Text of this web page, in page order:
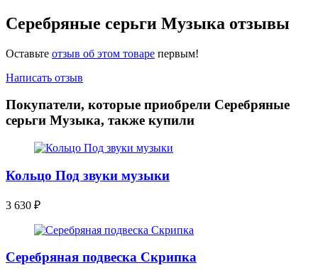
Серебряные серьги Музыка отзывы
Оставьте отзыв об этом товаре первым!
Написать отзыв
Покупатели, которые приобрели Серебряные
серьги Музыка, также купили
Кольцо Под звуки музыки
3 630 ₽
Серебряная подвеска Скрипка